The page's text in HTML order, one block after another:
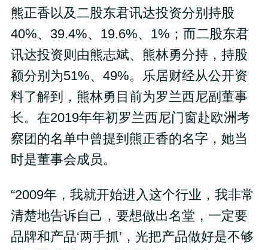
熊正香以及二股东君讯达投资分别持股
40%、39.4%、19.6%、1%；而二股东君
讯达投资则由熊志斌、熊林勇分持，持股
额分别为51%、49%。乐居财经从公开资
料了解到，熊林勇目前为罗兰西尼副董事
长。在2019年年初罗兰西尼门窗赴欧洲考
察团的名单中曾提到熊正香的名字，她当
时是董事会成员。
“2009年，我就开始进入这个行业，我非常
清楚地告诉自己，要想做出名堂，一定要
品牌和产品‘两手抓’，光把产品做好是不够